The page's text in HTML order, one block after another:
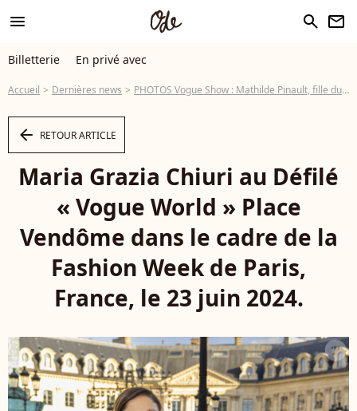
menu search newsletter
Billetterie En privé avec
Accueil Dernières news PHOTOS Vogue Show : Mathilde Pinault, fille du milliardaire français, tout en dentelle comme une autre star hollywoodienne
arrow_left RETOUR ARTICLE
Maria Grazia Chiuri au Défilé
« Vogue World » Place
Vendôme dans le cadre de la
Fashion Week de Paris,
France, le 23 juin 2024.